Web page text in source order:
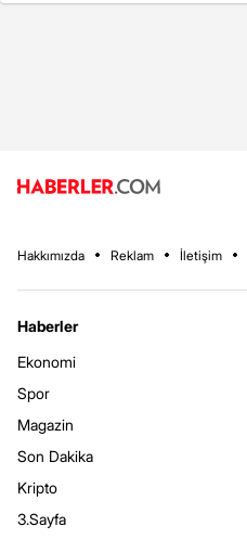
Hakkımızda Reklam İletişim
Haberler
Ekonomi
Spor
Magazin
Son Dakika
Kripto
3.Sayfa